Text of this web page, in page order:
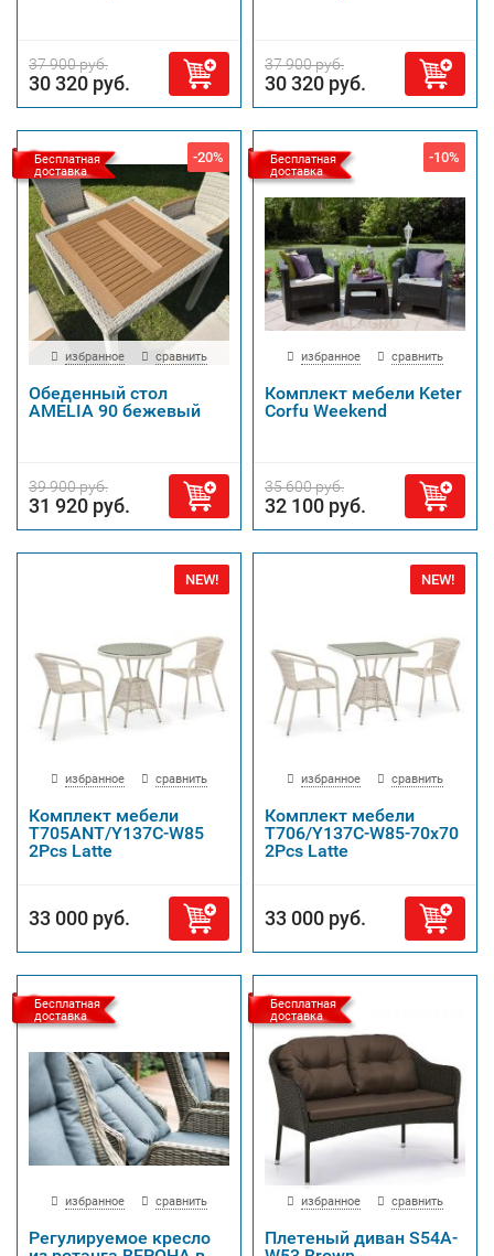
37 900 руб.
30 320 руб.
37 900 руб.
30 320 руб.
Бесплатная
доставка
-20%
избранное сравнить
Обеденный стол
AMELIA 90 бежевый
39 900 руб.
31 920 руб.
Бесплатная
доставка
-10%
избранное сравнить
Комплект мебели Keter
Corfu Weekend
35 600 руб.
32 100 руб.
NEW!
избранное сравнить
Комплект мебели
T705ANT/Y137C-W85
2Pcs Latte
33 000 руб.
NEW!
избранное сравнить
Комплект мебели
T706/Y137C-W85-70x70
2Pcs Latte
33 000 руб.
Бесплатная
доставка
избранное сравнить
Регулируемое кресло
Бесплатная
доставка
избранное сравнить
Плетеный диван S54A-